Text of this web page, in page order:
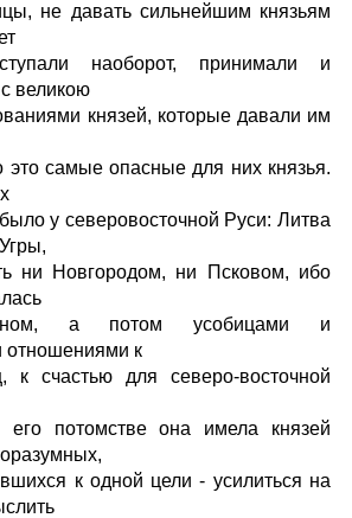
не давать сильнейшим князьям
наоборот, принимали и
великою
князей, которые давали им
это самые опасные для них князья.
у северовосточной Руси: Литва
ни Новгородом, ни Псковом, ибо
а потом усобицами и
отношениями к
к счастью для северо-восточной
его потомстве она имела князей
к одной цели - усилиться на